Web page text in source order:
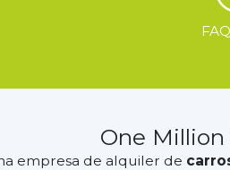
One Million
empresa de alquiler de